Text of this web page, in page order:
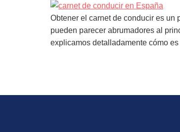
Obtener el carnet de conducir es
pueden parecer abrumadores al
explicamos detalladamente cómo